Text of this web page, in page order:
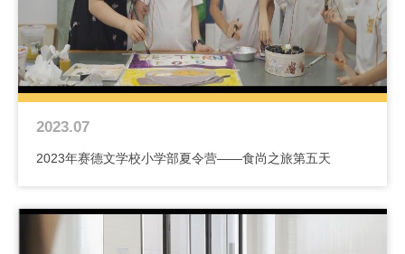
2023.07
2023年赛德文学校小学部夏令营——食尚之旅第五天